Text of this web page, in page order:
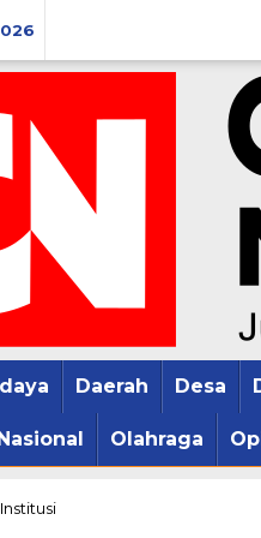
Daerah Desa
Olahraga
InstitusiKapenhumas